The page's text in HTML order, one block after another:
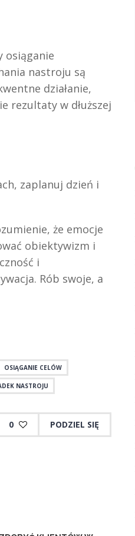
osiąganie
nastroju są
działanie,
rezultaty w dłuższej
zaplanuj dzień i
że emocje
obiektywizm i
i
Rób swoje, a
OSIĄGANIE CELÓW
NASTROJU
0 PODZIEL SIĘ